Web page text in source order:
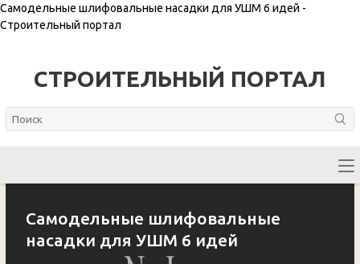
Самодельные шлифовальные насадки для УШМ 6 идей -
Строительный портал
СТРОИТЕЛЬНЫЙ ПОРТАЛ
Самодельные шлифовальные
насадки для УШМ 6 идей